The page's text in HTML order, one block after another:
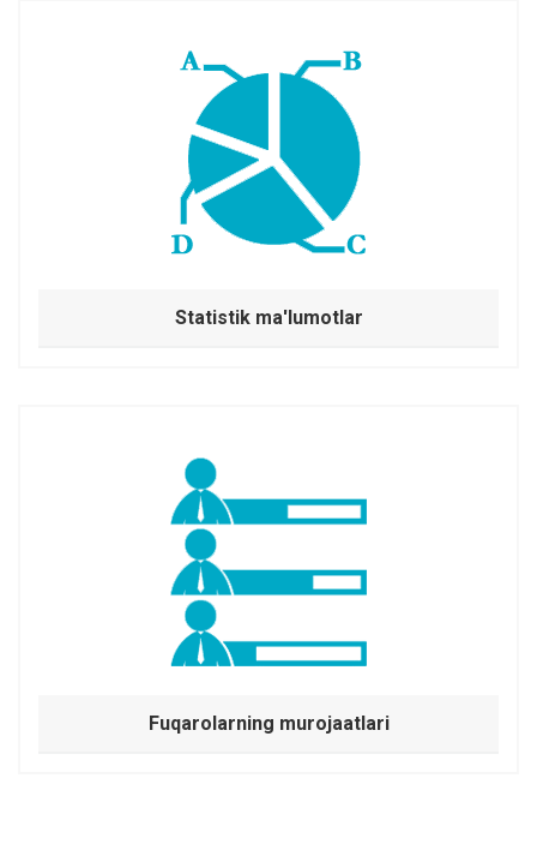
Statistik ma'lumotlar
Fuqarolarning murojaatlari